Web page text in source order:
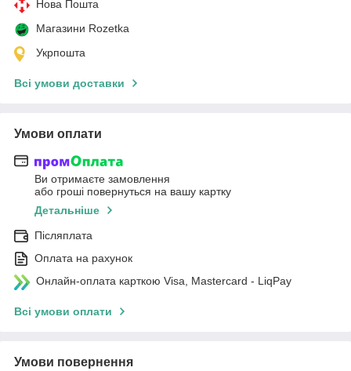
Нова Пошта
Магазини Rozetka
Укрпошта
Всі умови доставки
Умови оплати
Ви отримаєте замовлення
або гроші повернуться на вашу картку
Детальніше
Післяплата
Оплата на рахунок
Онлайн-оплата карткою Visa, Mastercard - LiqPay
Всі умови оплати
Умови повернення